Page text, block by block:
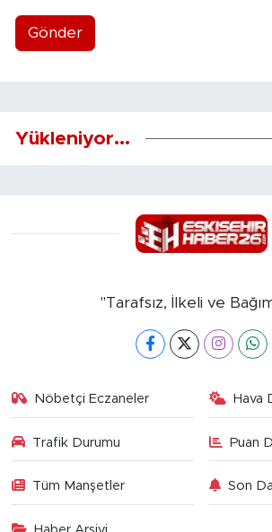
Gönder
Yükleniyor...
"Tarafsız, İlkeli ve
Nöbetçi Eczaneler Hava
Trafik Durumu Puan
Tüm Manşetler Son
Haber Arşivi